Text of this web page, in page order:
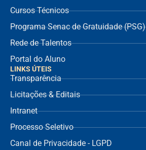
Cursos Técnicos
Programa Senac de Gratuidade (PSG)
Rede de Talentos
Portal do Aluno
LINKS ÚTEIS
Transparência
Licitações & Editais
Intranet
Processo Seletivo
Canal de Privacidade - LGPD